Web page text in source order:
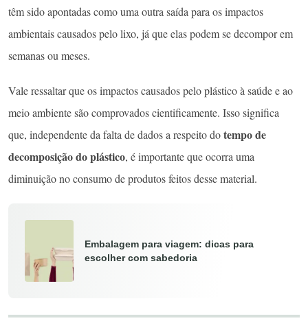
têm sido apontadas como uma outra saída para os impactos
ambientais causados pelo lixo, já que elas podem se decompor em
semanas ou meses.
Vale ressaltar que os impactos causados pelo plástico à saúde e ao
meio ambiente são comprovados cientificamente. Isso significa
que, independente da falta de dados a respeito dotempo de
decomposição do plástico, é importante que ocorra uma
diminuição no consumo de produtos feitos desse material.
Embalagem para viagem: dicas para
escolher com sabedoria